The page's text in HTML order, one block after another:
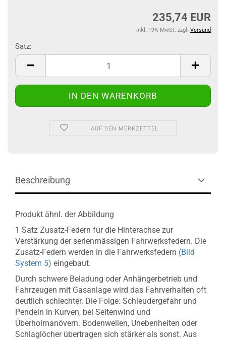
235,74 EUR
inkl. 19% MwSt. zzgl. Versand
Satz:
Satz
AUF DEN MERKZETTEL
Beschreibung
Produkt ähnl. der Abbildung
1 Satz Zusatz-Federn für die Hinterachse zur
Verstärkung der serienmässigen Fahrwerksfedern. Die
Zusatz-Federn werden in die Fahrwerksfedern (Bild
System 5) eingebaut.
Durch schwere Beladung oder Anhängerbetrieb und
Fahrzeugen mit Gasanlage wird das Fahrverhalten oft
deutlich schlechter. Die Folge: Schleudergefahr und
Pendeln in Kurven, bei Seitenwind und
Überholmanövern. Bodenwellen, Unebenheiten oder
Schlaglöcher übertragen sich stärker als sonst. Aus